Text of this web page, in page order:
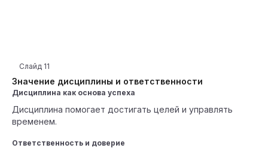
Значение дисциплины и ответственности
Слайд 11
Дисциплина как основа успеха
Дисциплина помогает достигать целей и управлять
временем.
Ответственность и доверие